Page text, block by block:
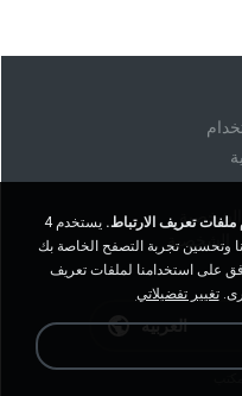
الشخصية
العربية
تعريف الارتباط.
يستخدم 4shared ملفات تعريف الارتباط
وتحسين تجربة التصفح الخاصة بك
على استخدامنا لملفات تعريف
تغيير تفضيلاتي